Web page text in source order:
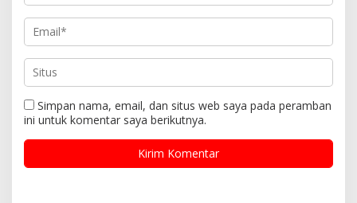
Simpan nama, email, dan situs web saya pada peramban
ini untuk komentar saya berikutnya.